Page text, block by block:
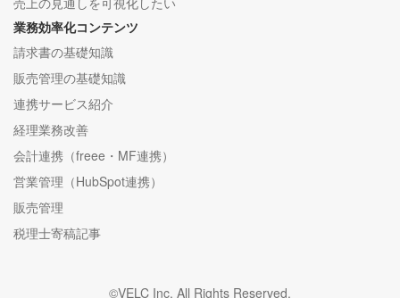
業務効率化コンテンツ
請求書の基礎知識
販売管理の基礎知識
連携サービス紹介
経理業務改善
会計連携（freee・MF連携）
営業管理（HubSpot連携）
販売管理
税理士寄稿記事
©VELC Inc. All Rights Reserved.